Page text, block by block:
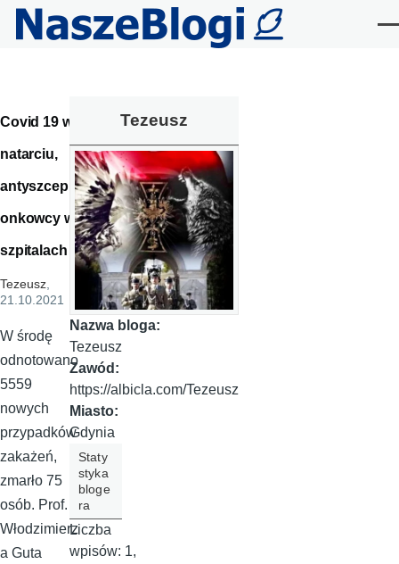
Przejdź do treści
Covid 19 w
natarciu,
antyszcepi
onkowcy w
szpitalach
Tezeusz,
21.10.2021
W środę
odnotowano
5559
nowych
przypadków
zakażeń,
zmarło 75
osób. Prof.
Włodzimierz
a Guta
Tezeusz
Nazwa bloga:
Tezeusz
Zawód:
https://albicla.com/Tezeusz
Miasto:
Gdynia
Staty
styka
bloge
ra
Liczba
wpisów: 1,